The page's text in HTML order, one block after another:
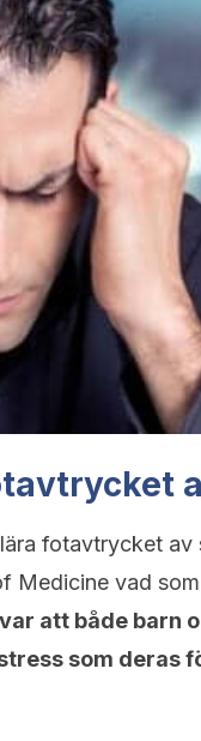
fotavtrycket av
Medicine vad
att både barn
som deras